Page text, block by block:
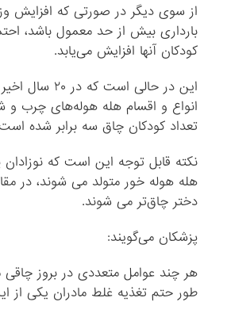
از سوی دیگر در صورتی که افزایش
بارداری بیش از حد معمول باشد،
کودکان آنها افزایش می‌یابد.
این در حالی است
انواع و اقسام هله هوله‌های چرب و
تعداد کودکان چاق سه برابر شده
نکته قابل توجه این است که
هله هوله خور متولد می شوند، در
دختر چاق‌تر می شوند.
پزشکان می‌گویند:
هر چند عوامل متعددی در بروز چاقی
طور حتم تغذیه غلط مادران یکی از